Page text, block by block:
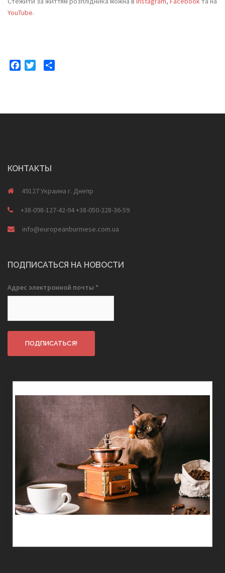
YouTube.
Facebook
Twitter
КОНТАКТЫ
49127 Украина г. Днепр
+38-098-127-42-94 +38-050-228-36-59
info@europeanburmese.com.ua
ПОДПИСАТЬСЯ НА НОВОСТИ
Адрес электронной почты *